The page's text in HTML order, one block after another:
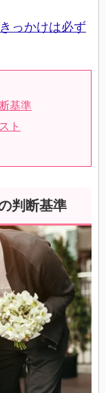
っかけは必ず
基準
ト
判断基準